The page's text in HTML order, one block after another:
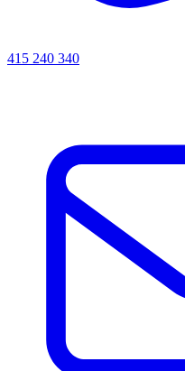
415 240 340